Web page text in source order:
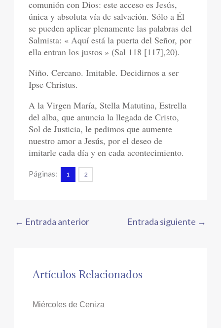
comunión con Dios: este acceso es Jesús,
única y absoluta vía de salvación. Sólo a Él
se pueden aplicar plenamente las palabras del
Salmista: « Aquí está la puerta del Señor, por
ella entran los justos » (Sal 118 [117],20).
Niño. Cercano. Imitable. Decidirnos a ser
Ipse Christus.
A la Virgen María, Stella Matutina, Estrella
del alba, que anuncia la llegada de Cristo,
Sol de Justicia, le pedimos que aumente
nuestro amor a Jesús, por el deseo de
imitarle cada día y en cada acontecimiento.
Páginas: 1 2
← Entrada anterior Entrada siguiente →
Artículos Relacionados
Miércoles de Ceniza